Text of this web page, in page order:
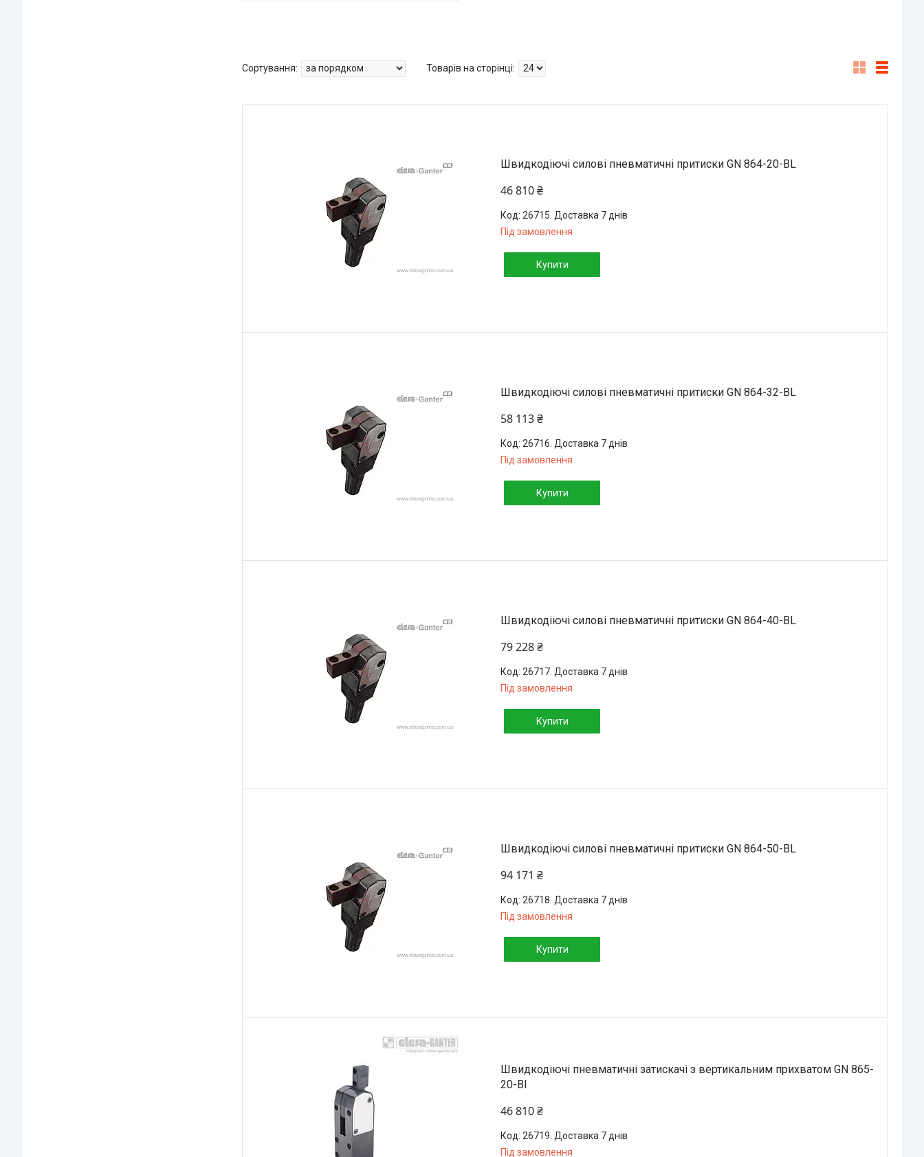
Швидкодіючі силові пневматичні притиски GN 864-20-BL
46 810 ₴
26715. Доставка 7 днів
Під замовлення
Купити
Швидкодіючі силові пневматичні притиски GN 864-32-BL
58 113 ₴
26716. Доставка 7 днів
Під замовлення
Купити
Швидкодіючі силові пневматичні притиски GN 864-40-BL
79 228 ₴
26717. Доставка 7 днів
Під замовлення
Купити
Швидкодіючі силові пневматичні притиски GN 864-50-BL
94 171 ₴
26718. Доставка 7 днів
Під замовлення
Купити
Швидкодіючі пневматичні затискачі з вертикальним прихватом GN 865-
20-BI
46 810 ₴
26719. Доставка 7 днів
Під замовлення